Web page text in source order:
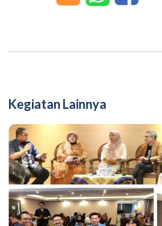
Kegiatan Lainnya